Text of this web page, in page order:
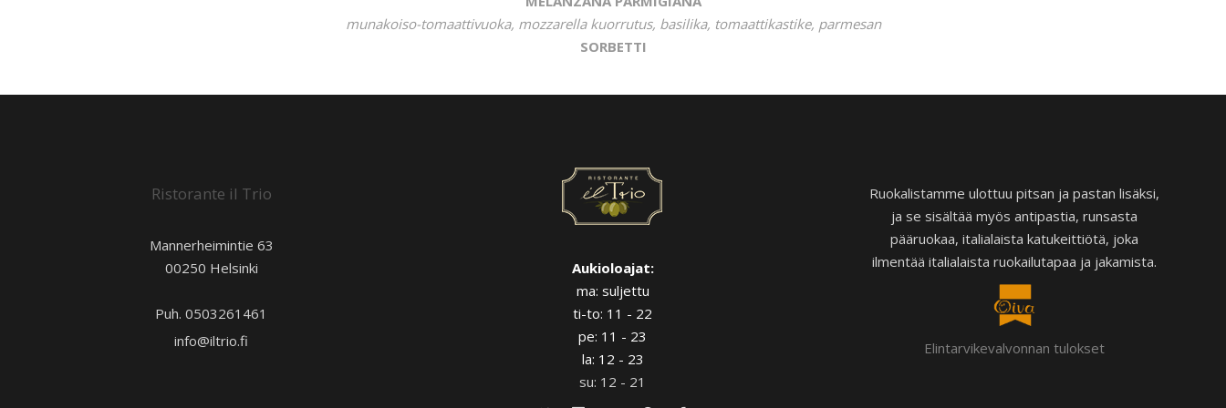
munakoiso-tomaattivuoka, mozzarella kuorrutus, basilika, tomaattikastike, parmesan
SORBETTI
Ristorante il Trio
Mannerheimintie 63
00250 Helsinki
Puh. 0503261461
info@iltrio.fi
Aukioloajat:
ma: suljettu
ti-to: 11 - 22
pe: 11 - 23
la: 12 - 23
su: 12 - 21
Ruokalistamme ulottuu pitsan ja pastan lisäksi,
ja se sisältää myös antipastia, runsasta
pääruokaa, italialaista katukeittiötä, joka
ilmentää italialaista ruokailutapaa ja jakamista.
Elintarvikevalvonnan tulokset